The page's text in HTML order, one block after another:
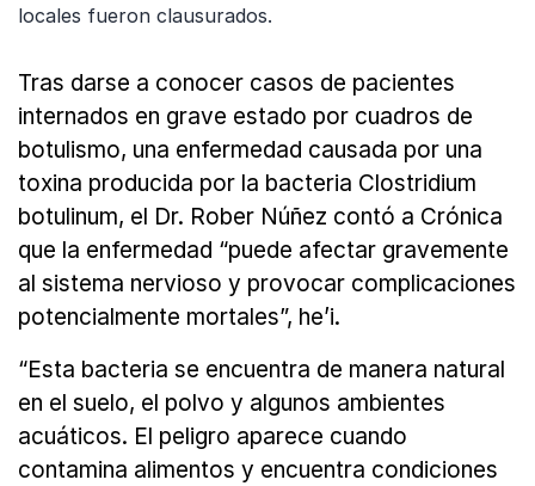
locales fueron clausurados.
Tras darse a conocer casos de pacientes
internados en grave estado por cuadros de
botulismo, una enfermedad causada por una
toxina producida por la bacteria Clostridium
botulinum, el Dr. Rober Núñez contó a Crónica
que la enfermedad “puede afectar gravemente
al sistema nervioso y provocar complicaciones
potencialmente mortales”, he’i.
“Esta bacteria se encuentra de manera natural
en el suelo, el polvo y algunos ambientes
acuáticos. El peligro aparece cuando
contamina alimentos y encuentra condiciones